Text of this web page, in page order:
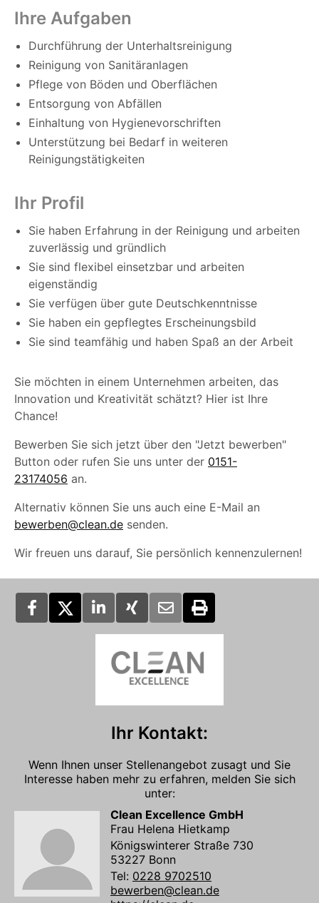
Ihre Aufgaben
Durchführung der Unterhaltsreinigung
Reinigung von Sanitäranlagen
Pflege von Böden und Oberflächen
Entsorgung von Abfällen
Einhaltung von Hygienevorschriften
Unterstützung bei Bedarf in weiteren
Reinigungstätigkeiten
Ihr Profil
Sie haben Erfahrung in der Reinigung und arbeiten
zuverlässig und gründlich
Sie sind flexibel einsetzbar und arbeiten
eigenständig
Sie verfügen über gute Deutschkenntnisse
Sie haben ein gepflegtes Erscheinungsbild
Sie sind teamfähig und haben Spaß an der Arbeit
Sie möchten in einem Unternehmen arbeiten, das
Innovation und Kreativität schätzt? Hier ist Ihre
Chance!
Bewerben Sie sich jetzt über den "Jetzt bewerben"
Button oder rufen Sie uns unter der 0151-
23174056 an.
Alternativ können Sie uns auch eine E-Mail an
bewerben@clean.de senden.
Wir freuen uns darauf, Sie persönlich kennenzulernen!
Ihr Kontakt:
Wenn Ihnen unser Stellenangebot zusagt und Sie
Interesse haben mehr zu erfahren, melden Sie sich
unter:
Clean Excellence GmbH
Frau Helena Hietkamp
Königswinterer Straße 730
53227 Bonn
Tel: 0228 9702510
bewerben@clean.de